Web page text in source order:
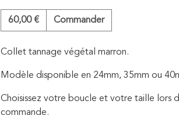
60,00€ Commander
Collet tannage végétal marron.
Modèle disponible en 24mm, 35mm ou
Choisissez votre boucle et votre taille lors
commande.